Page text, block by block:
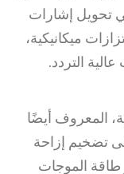
تحويل إشارات
ميكانيكية،
التردد.
المعروف أيضًا
تضخيم إزاحة
طاقة الموجات